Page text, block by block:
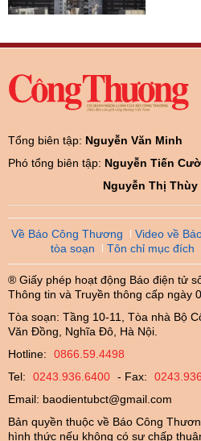
Tổng biên tập: Nguyễn Văn Minh
Phó tổng biên tập: Nguyễn Tiến
Nguyễn Thị Thùy
Về Báo Công Thương Video về
tòa soạn
Tôn chỉ mục đích
® Giấy phép hoạt động Báo điện tử
Thông tin và Truyền thông cấp ngày
Tòa soạn: Tầng 10-11, Tòa nhà Bộ
Văn Đồng, Nghĩa Đô, Hà Nội.
Hotline:
0866.59.4498
Tel:
0243.936.6400 - Fax:
Email: baodientubct@gmail.com
Bản quyền thuộc về Báo Công
hình thức nếu không có sự chấp